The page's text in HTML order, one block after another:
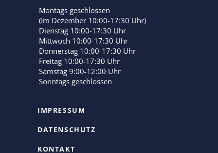
IMPRESSUM
DATENSCHUTZ
KONTAKT
Montags geschlossen
(Im Dezember 10:00-17:30 Uhr)
Dienstag 10:00-17:30 Uhr
Mittwoch 10:00-17:30 Uhr
Donnerstag 10:00-17:30 Uhr
Freitag 10:00-17:30 Uhr
Samstag 9:00-12:00 Uhr
Sonntags geschlossen